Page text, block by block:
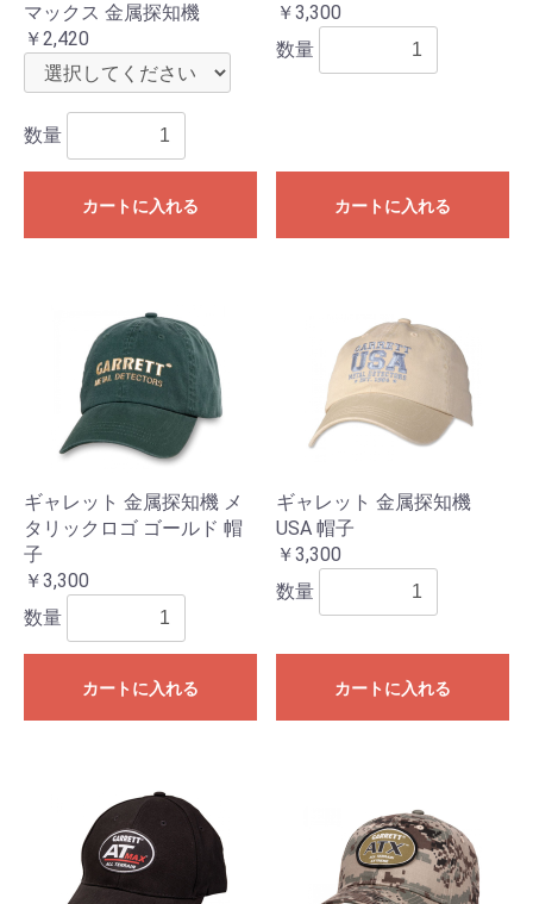
マックス 金属探知機
￥2,420
数量
カートに入れる
￥3,300
数量
カートに入れる
ギャレット 金属探知機 メ
タリックロゴ ゴールド 帽
子
￥3,300
数量
カートに入れる
ギャレット 金属探知機
USA 帽子
￥3,300
数量
カートに入れる